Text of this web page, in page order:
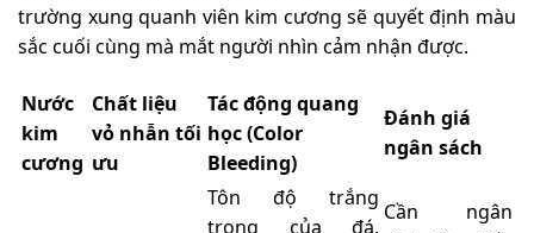
trường xung quanh viên kim cương sẽ quyết định màu
sắc cuối cùng mà mắt người nhìn cảm nhận được.
Nước
kim
cương
Chất liệu
vỏ nhẫn tối
ưu
Tác động quang
học (Color
Bleeding)
Đánh giá
ngân sách
Tôn độ trắng
trong của đá.
Cần ngân